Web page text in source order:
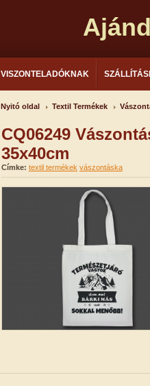
VISZONTELADÓKNAK
Nyitó oldal Textil Termékek
CQ06249
35x40cm
Címke: textil termékek vászontáska